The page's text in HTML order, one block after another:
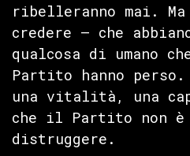
ribelleranno mai.
credere — che
qualcosa di umano
Partito hanno perso.
una vitalità, una
che il Partito non
distruggere.